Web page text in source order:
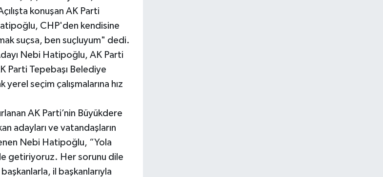
konuşan AK Parti
CHP'den kendisine
suçsa, ben suçluyum" dedi.
Nebi Hatipoğlu, AK Parti
Parti Tepebaşı Belediye
seçim çalışmalarına hız
AK Parti’nin Büyükdere
adayları ve vatandaşların
Nebi Hatipoğlu, “Yola
getiriyoruz. Her sorunu dile
il başkanlarıyla